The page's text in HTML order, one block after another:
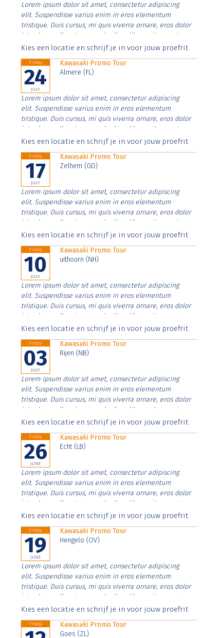
Lorem ipsum dolor sit amet, consectetur adipiscing
elit. Suspendisse varius enim in eros elementum
tristique. Duis cursus, mi quis viverra ornare, eros dolor
interdum nulla, ut commodo diam libero vitae erat.
Aenean faucibus nibh et justo cursus id rutrum lorem
Kies een locatie en schrijf je in voor jouw proefrit
Friday
24
JULY
Kawasaki Promo Tour
Almere (FL)
Lorem ipsum dolor sit amet, consectetur adipiscing
elit. Suspendisse varius enim in eros elementum
tristique. Duis cursus, mi quis viverra ornare, eros dolor
interdum nulla, ut commodo diam libero vitae erat.
Aenean faucibus nibh et justo cursus id rutrum lorem
Kies een locatie en schrijf je in voor jouw proefrit
Friday
17
JULY
Kawasaki Promo Tour
Zelhem (GD)
Lorem ipsum dolor sit amet, consectetur adipiscing
elit. Suspendisse varius enim in eros elementum
tristique. Duis cursus, mi quis viverra ornare, eros dolor
interdum nulla, ut commodo diam libero vitae erat.
Aenean faucibus nibh et justo cursus id rutrum lorem
Kies een locatie en schrijf je in voor jouw proefrit
Friday
10
JULY
Kawasaki Promo Tour
uithoorn (NH)
Lorem ipsum dolor sit amet, consectetur adipiscing
elit. Suspendisse varius enim in eros elementum
tristique. Duis cursus, mi quis viverra ornare, eros dolor
interdum nulla, ut commodo diam libero vitae erat.
Aenean faucibus nibh et justo cursus id rutrum lorem
Kies een locatie en schrijf je in voor jouw proefrit
Friday
03
JULY
Kawasaki Promo Tour
Rijen (NB)
Lorem ipsum dolor sit amet, consectetur adipiscing
elit. Suspendisse varius enim in eros elementum
tristique. Duis cursus, mi quis viverra ornare, eros dolor
interdum nulla, ut commodo diam libero vitae erat.
Aenean faucibus nibh et justo cursus id rutrum lorem
Kies een locatie en schrijf je in voor jouw proefrit
Friday
26
JUNE
Kawasaki Promo Tour
Echt (LB)
Lorem ipsum dolor sit amet, consectetur adipiscing
elit. Suspendisse varius enim in eros elementum
tristique. Duis cursus, mi quis viverra ornare, eros dolor
interdum nulla, ut commodo diam libero vitae erat.
Aenean faucibus nibh et justo cursus id rutrum lorem
Kies een locatie en schrijf je in voor jouw proefrit
Friday
19
JUNE
Kawasaki Promo Tour
Hengelo (OV)
Lorem ipsum dolor sit amet, consectetur adipiscing
elit. Suspendisse varius enim in eros elementum
tristique. Duis cursus, mi quis viverra ornare, eros dolor
interdum nulla, ut commodo diam libero vitae erat.
Aenean faucibus nibh et justo cursus id rutrum lorem
Kies een locatie en schrijf je in voor jouw proefrit
Friday
Kawasaki Promo Tour
Goes (ZL)